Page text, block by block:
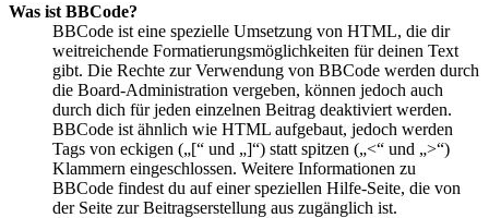
Was ist BBCode?
BBCode ist eine spezielle Umsetzung von HTML, die dir
weitreichende Formatierungsmöglichkeiten für deinen Text
gibt. Die Rechte zur Verwendung von BBCode werden durch
die Board-Administration vergeben, können jedoch auch
durch dich für jeden einzelnen Beitrag deaktiviert werden.
BBCode ist ähnlich wie HTML aufgebaut, jedoch werden
Tags von eckigen („[“ und „]“) statt spitzen („<“ und „>“)
Klammern eingeschlossen. Weitere Informationen zu
BBCode findest du auf einer speziellen Hilfe-Seite, die von
der Seite zur Beitragserstellung aus zugänglich ist.